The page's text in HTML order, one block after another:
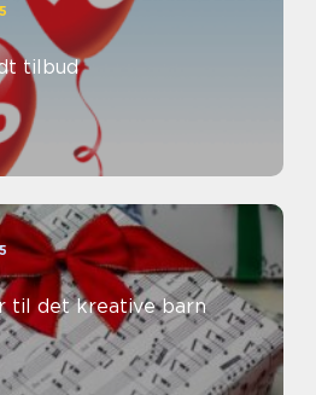
tilbud
til det kreative barn